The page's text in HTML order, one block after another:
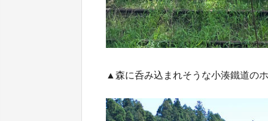
▲森に呑み込まれそうな小湊鐵道の